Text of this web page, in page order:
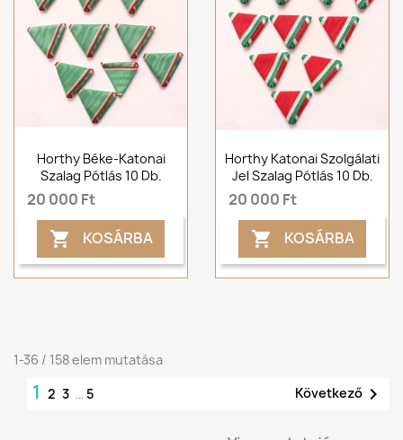
Horthy Béke-Katonai
Szalag Pótlás 10 Db.
20 000 Ft
 KOSÁRBA
Horthy Katonai Szolgálati
Jel Szalag Pótlás 10 Db.
20 000 Ft
 KOSÁRBA
1-36 / 158 elem mutatása
1 2 3 … 5 Következő 